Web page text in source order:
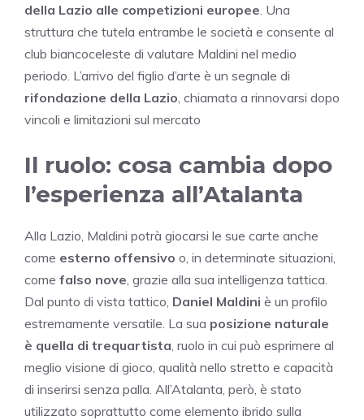
della Lazio alle competizioni europee . Una
struttura che tutela entrambe le società e consente al
club biancoceleste di valutare Maldini nel medio
periodo. L’arrivo del figlio d’arte è un segnale di
rifondazione della Lazio , chiamata a rinnovarsi dopo
vincoli e limitazioni sul mercato
Il ruolo: cosa cambia dopo
l’esperienza all’Atalanta
Alla Lazio, Maldini potrà giocarsi le sue carte anche
come esterno offensivo o, in determinate situazioni,
come falso nove , grazie alla sua intelligenza tattica.
Dal punto di vista tattico, Daniel Maldini è un profilo
estremamente versatile. La sua posizione naturale
è quella di trequartista , ruolo in cui può esprimere al
meglio visione di gioco, qualità nello stretto e capacità
di inserirsi senza palla. All’Atalanta, però, è stato
utilizzato soprattutto come elemento ibrido sulla